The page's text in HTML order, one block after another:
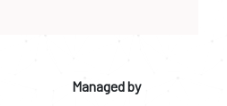
Managed by